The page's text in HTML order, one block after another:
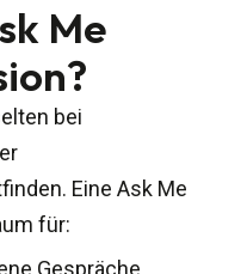
Me
bei
Eine Ask Me
für:
Gespräche